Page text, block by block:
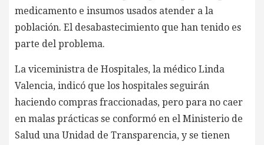
medicamento e insumos usados atender a la
población. El desabastecimiento que han tenido es
parte del problema.
La viceministra de Hospitales, la médico Linda
Valencia, indicó que los hospitales seguirán
haciendo compras fraccionadas, pero para no caer
en malas prácticas se conformó en el Ministerio de
Salud una Unidad de Transparencia, y se tienen